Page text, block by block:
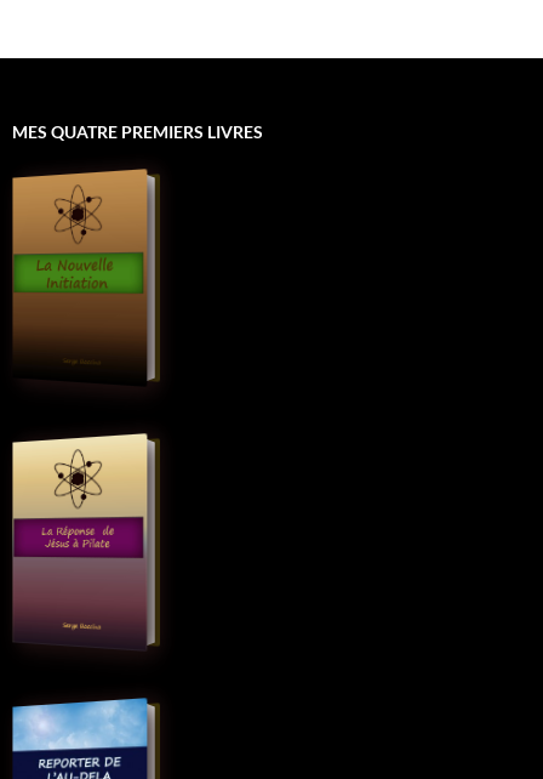
MES QUATRE PREMIERS LIVRES